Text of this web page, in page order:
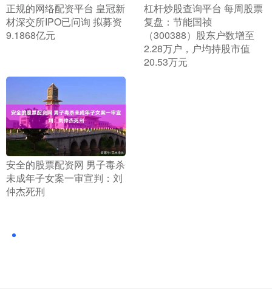
​正规的网络配资平台 皇冠新
材深交所IPO已问询 拟募资
9.1868亿元
​杠杆炒股查询平台 每周股票
复盘：节能国祯
（300388）股东户数增至
2.28万户，户均持股市值
20.53万元
​安全的股票配资网 男子毒杀
未成年子女案一审宣判：刘
仲杰死刑